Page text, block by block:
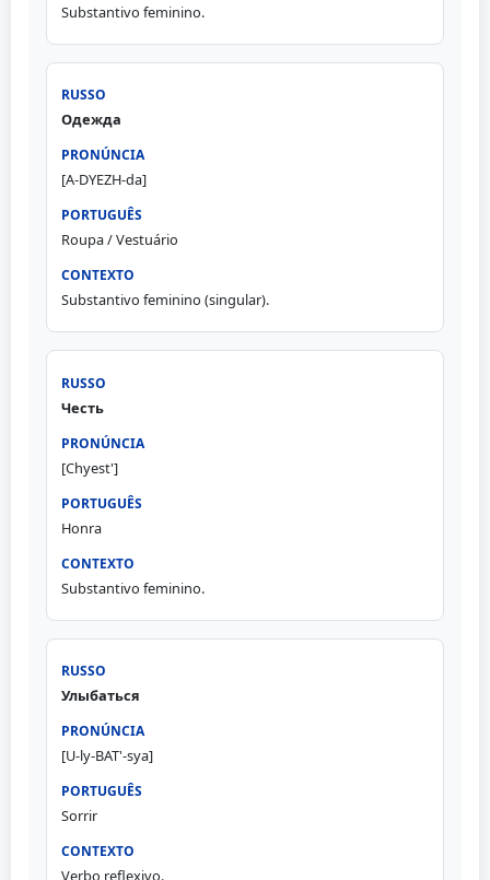
Substantivo feminino.
Одежда
[A-DYEZH-da]
Roupa / Vestuário
Substantivo feminino (singular).
Честь
[Chyest']
Honra
Substantivo feminino.
Улыбаться
[U-ly-BAT'-sya]
Sorrir
Verbo reflexivo.